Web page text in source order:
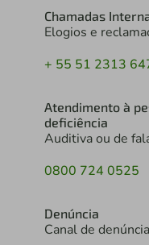
Chamadas
Elogios e
+ 55 51 2313
Atendimento à
deficiência
Auditiva ou de
0800 724 0525
Denúncia
Canal de denúncia